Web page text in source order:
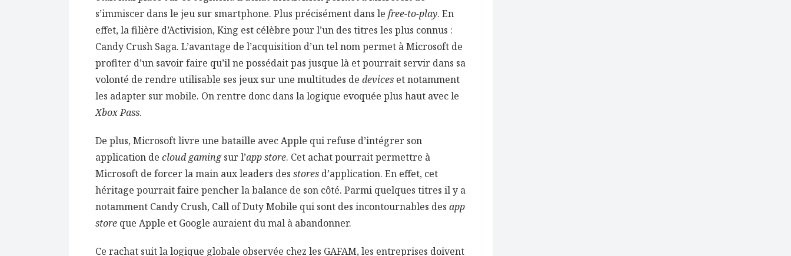
s’immiscer dans le jeu sur smartphone. Plus précisément dans le free-to-play. En
effet, la filière d’Activision, King est célèbre pour l’un des titres les plus connus :
Candy Crush Saga. L’avantage de l’acquisition d’un tel nom permet à Microsoft de
profiter d’un savoir faire qu’il ne possédait pas jusque là et pourrait servir dans sa
volonté de rendre utilisable ses jeux sur une multitudes de devices et notamment
les adapter sur mobile. On rentre donc dans la logique evoquée plus haut avec le
Xbox Pass.
De plus, Microsoft livre une bataille avec Apple qui refuse d’intégrer son
application de cloud gamingsur l’app store. Cet achat pourrait permettre à
Microsoft de forcer la main aux leaders des stores d’application. En effet, cet
héritage pourrait faire pencher la balance de son côté. Parmi quelques titres il y a
notamment Candy Crush, Call of Duty Mobile qui sont des incontournables des app
store que Apple et Google auraient du mal à abandonner.
Ce rachat suit la logique globale observée chez les GAFAM, les entreprises doivent